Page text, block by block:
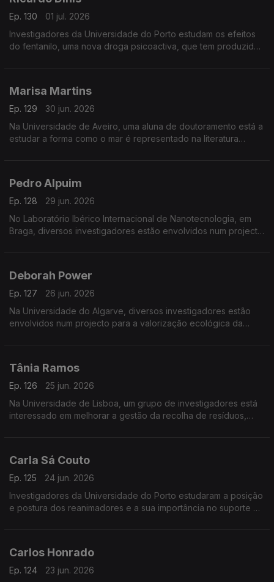
Ep. 130
01 jul. 2026
Investigadores da Universidade do Porto estudam os efeitos
do fentanilo, uma nova droga psicoactiva, que tem produzido
Marisa Martins
Ep. 129
30 jun. 2026
Na Universidade de Aveiro, uma aluna de doutoramento está a
estudar a forma como o mar é representado na literatura
Pedro Alpuim
Ep. 128
29 jun. 2026
No Laboratório Ibérico Internacional de Nanotecnologia, em
Braga, diversos investigadores estão envolvidos num projecto
Deborah Power
Ep. 127
26 jun. 2026
Na Universidade do Algarve, diversos investigadores estão
envolvidos num projecto para a valorização ecológica da
Tânia Ramos
Ep. 126
25 jun. 2026
Na Universidade de Lisboa, um grupo de investigadores está
interessado em melhorar a gestão da recolha de resíduos,
Carla Sá Couto
Ep. 125
24 jun. 2026
Investigadores da Universidade do Porto estudaram a posição
e postura dos reanimadores e a sua importância no suporte de
Carlos Honrado
Ep. 124
23 jun. 2026